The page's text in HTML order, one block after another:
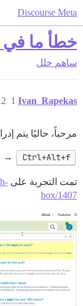
Discourse Meta
خطأ ما
ساهم خلل
Ivan_Rapekas 12 أكتوبر 1
مرحباً، حاليًا يتم
Ctrl+Alt+f
→
تمت التجربة على
box/1407